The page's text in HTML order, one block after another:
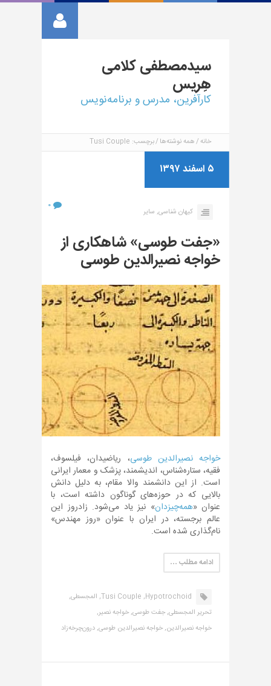
سیدمصطفیکلامی
هِریس
کارآفرین، مدرس و برنامه‌نویس
خانه همه نوشته‌ها برچسب: Tusi Couple
۵ اسفند ۱۳۹۷
کیهان شناسی, سایر
۰
«جفت طوسی» شاهکاری از
خواجه نصیرالدین طوسی
خواجه نصیرالدین طوسی، ریاضیدان، فیلسوف،
فقیه، ستاره‌شناس، اندیشمند، پزشک و معمار ایرانی
است. از این دانشمند والا مقام، به دلیل دانش
بالایی که در حوزه‌های گوناگون داشته است، با
عنوان «همه‌چیز‌دان» نیز یاد می‌شود. زادروز این
عالم برجسته، در ایران با عنوان «روز مهندس»
نام‌گذاری شده است.
ادامه مطلب …
Hypotrochoid,
Tusi Couple, المجسطی,
تحریر المجسطی,جفت طوسی,خواجه نصیر,
خواجه نصیرالدین,خواجه نصیرالدین طوسی,درون‌چرخه‌زاد